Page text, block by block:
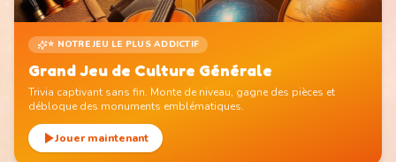
⭐ NOTRE JEU LE PLUS ADDICTIF
Grand Jeu de Culture Générale
Trivia captivant sans fin. Monte de niveau, gagne des pièces et
débloque des monuments emblématiques.
Jouer maintenant